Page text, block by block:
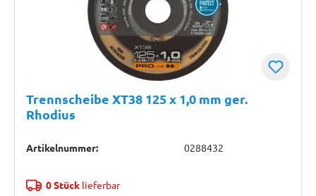
Trennscheibe XT38 125 x 1,0 mm ger.
Rhodius
Artikelnummer: 0288432
0 Stücklieferbar